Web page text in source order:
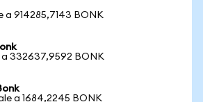
a 914285,7143 BONK
a 332637,9592 BONK
a 1684,2245 BONK